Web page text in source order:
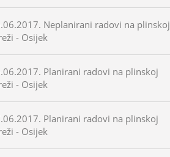
Neplanirani radovi na plinskoj
- Osijek
Planirani radovi na plinskoj
- Osijek
Planirani radovi na plinskoj
- Osijek